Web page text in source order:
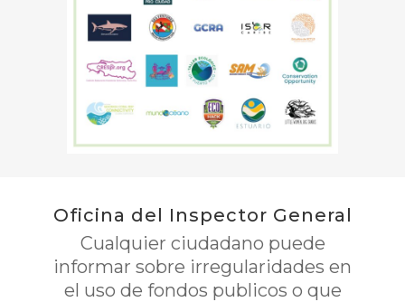
Oficina del Inspector General
Cualquier ciudadano puede
informar sobre irregularidades en
el uso de fondos publicos o que